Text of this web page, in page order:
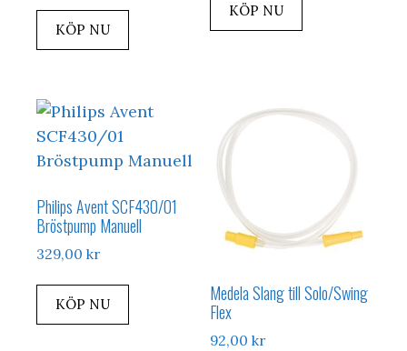
KÖP NU
KÖP NU
Philips Avent SCF430/01
Bröstpump Manuell
329,00 kr
KÖP NU
Medela Slang till Solo/Swing
Flex
92,00kr